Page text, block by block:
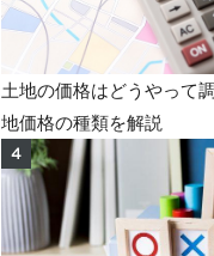
土地の価格はどうやって
地価格の種類を解説